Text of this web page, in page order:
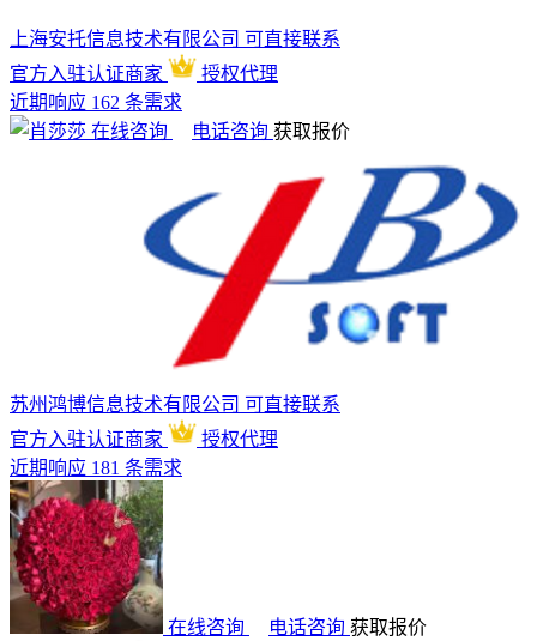
上海安托信息技术有限公司 可直接联系
官方入驻认证商家
授权代理
近期响应 162 条需求
在线咨询
电话咨询 获取报价
苏州鸿博信息技术有限公司 可直接联系
官方入驻认证商家
授权代理
近期响应 181 条需求
在线咨询 电话咨询 获取报价